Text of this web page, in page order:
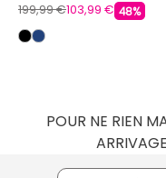
199,99 €103,99 € 48%
POUR NE RIEN